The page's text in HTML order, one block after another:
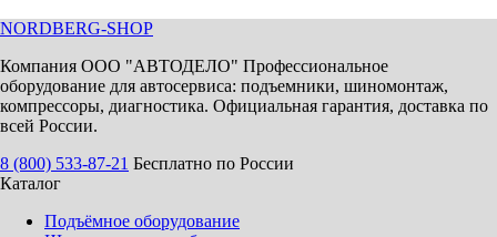
NORDBERG-SHOP
Компания ООО "АВТОДЕЛО" Профессиональное
оборудование для автосервиса: подъемники, шиномонтаж,
компрессоры, диагностика. Официальная гарантия, доставка по
всей России.
8 (800) 533-87-21 Бесплатно по России
Каталог
Подъёмное оборудование